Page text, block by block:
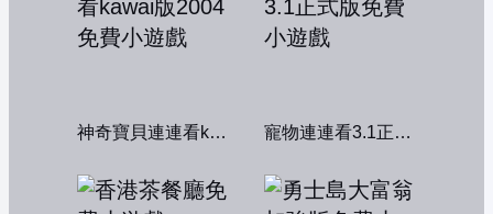
神奇寶貝連連看kawai版2004 寵物連連看3.1正式版